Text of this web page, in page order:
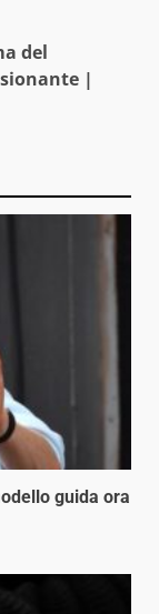
del
|
guida ora